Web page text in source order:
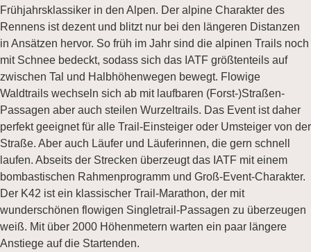
Frühjahrsklassiker in den Alpen. Der alpine Charakter des
Rennens ist dezent und blitzt nur bei den längeren Distanzen
in Ansätzen hervor. So früh im Jahr sind die alpinen Trails noch
mit Schnee bedeckt, sodass sich das IATF größtenteils auf
zwischen Tal und Halbhöhenwegen bewegt. Flowige
Waldtrails wechseln sich ab mit laufbaren (Forst-)Straßen-
Passagen aber auch steilen Wurzeltrails. Das Event ist daher
perfekt geeignet für alle Trail-Einsteiger oder Umsteiger von der
Straße. Aber auch Läufer und Läuferinnen, die gern schnell
laufen. Abseits der Strecken überzeugt das IATF mit einem
bombastischen Rahmenprogramm und Groß-Event-Charakter.
Der K42 ist ein klassischer Trail-Marathon, der mit
wunderschönen flowigen Singletrail-Passagen zu überzeugen
weiß. Mit über 2000 Höhenmetern warten ein paar längere
Anstiege auf die Startenden.